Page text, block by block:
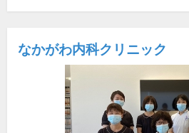
なかがわ内科クリニック